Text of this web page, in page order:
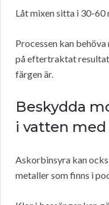
Låt mixen sitta i 30-60
Processen kan
på eftertraktat resultat
färgen är.
Beskydda
i vatten med
Askorbinsyra kan
metaller som finns i